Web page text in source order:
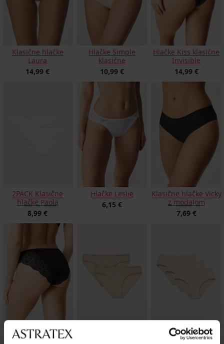
Klasične hlačke
Laura
14,99 €
Hlačke Simple
klasične
10,99 €
Hlačke Kiss klasične
Invisible
14,99 €
2PACK Klasične
hlačke Paola
8,99 €
Hlačke Leslie
6,15 €
Klasične hlačke Vicky
z modalom
7,69 €
Hlačke Bianca
3PACK Klasične